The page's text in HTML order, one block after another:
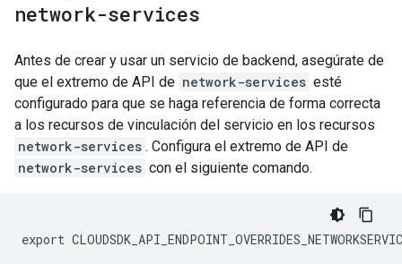
network-services
Antes de crear y usar un servicio de backend, asegúrate de
que el extremo de API de network-services esté
configurado para que se haga referencia de forma correcta
a los recursos de vinculación del servicio en los recursos
network-services . Configura el extremo de API de
network-services con el siguiente comando.